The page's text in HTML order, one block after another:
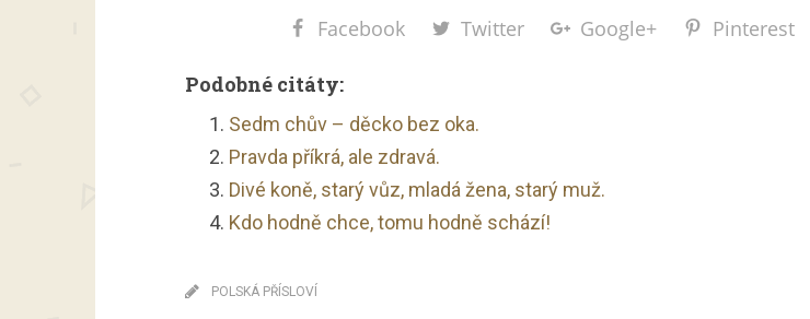
Facebook Twitter Google+ Pinterest
Podobné citáty:
Sedm chův – děcko bez oka.
Pravda příkrá, ale zdravá.
Divé koně, starý vůz, mladá žena, starý muž.
Kdo hodně chce, tomu hodně schází!
POLSKÁ PŘÍSLOVÍ